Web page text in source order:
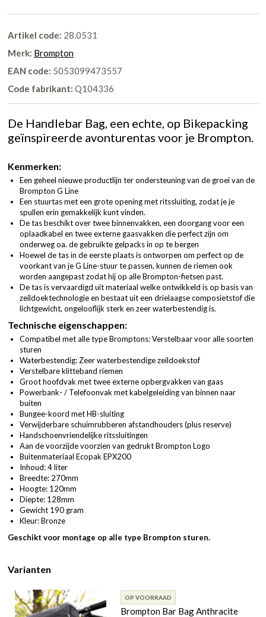
Artikel code: 28.0531
Merk: Brompton
EAN code: 5053099473557
Code fabrikant: Q104336
De Handlebar Bag, een echte, op Bikepacking
geïnspireerde avonturentas voor je Brompton.
Kenmerken:
Een geheel nieuwe productlijn ter ondersteuning van de groei van de
Brompton G Line
Een stuurtas met een grote opening met ritssluiting, zodat je je
spullen erin gemakkelijk kunt vinden.
De tas beschikt over twee binnenvakken, een doorgang voor een
oplaadkabel en twee externe gaasvakken die perfect zijn om
onderweg oa. de gebruikte gelpacks in op te bergen
Hoewel de tas in de eerste plaats is ontworpen om perfect op de
voorkant van je G Line-stuur te passen, kunnen de riemen ook
worden aangepast zodat hij op alle Brompton-fietsen past.
De tas is vervaardigd uit materiaal welke ontwikkeld is op basis van
zeildoektechnologie en bestaat uit een drielaagse composietstof die
lichtgewicht, ongelooflijk sterk en zeer waterbestendig is.
Technische eigenschappen:
Compatibel met alle type Bromptons: Verstelbaar voor alle soorten
sturen
Waterbestendig: Zeer waterbestendige zeildoekstof
Verstelbare klitteband riemen
Groot hoofdvak met twee externe opbergvakken van gaas
Powerbank- / Telefoonvak met kabelgeleiding van binnen naar
buiten
Bungee-koord met HB-sluiting
Verwijderbare schuimrubberen afstandhouders (plus reserve)
Handschoenvriendelijke ritssluitingen
Aan de voorzijde voorzien van gedrukt Brompton Logo
Buitenmateriaal Ecopak EPX200
Inhoud: 4 liter
Breedte: 270mm
Hoogte: 120mm
Diepte: 128mm
Gewicht 190 gram
Kleur: Bronze
Geschikt voor montage op alle type Brompton sturen.
Varianten
OP VOORRAAD
Brompton Bar Bag Anthracite